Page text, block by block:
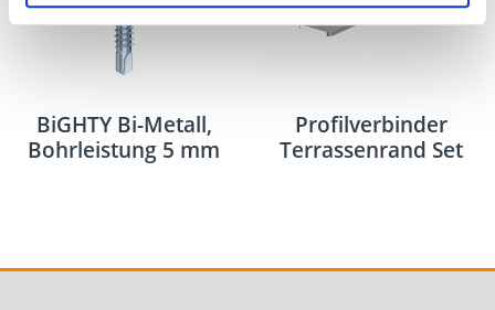
BiGHTY Bi-Metall,
Bohrleistung 5 mm
Profilverbinder
Terrassenrand Set